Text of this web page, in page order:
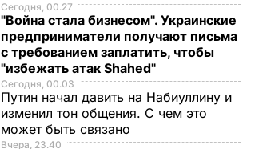
Сегодня, 00.27
"Война стала бизнесом". Украинские
предприниматели получают письма
с требованием заплатить, чтобы
"избежать атак Shahed"
Сегодня, 00.03
Путин начал давить на Набиуллину и
изменил тон общения. С чем это
может быть связано
Вчера, 23.40